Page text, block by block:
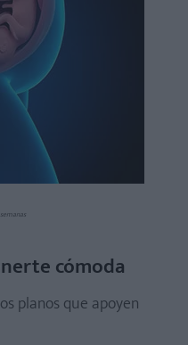
cómoda
planos que apoyen